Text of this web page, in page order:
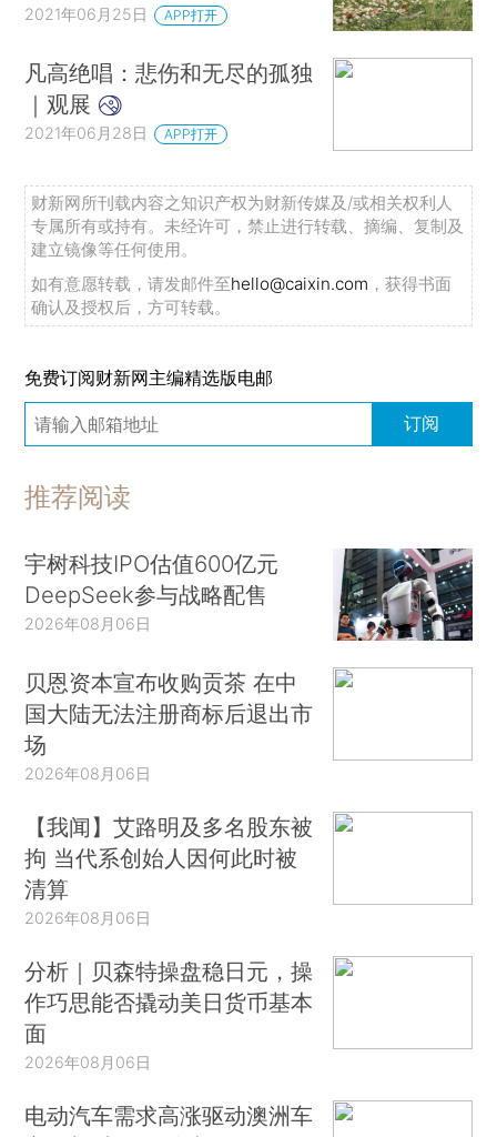
2021年06月25日 APP打开
凡高绝唱：悲伤和无尽的孤独
｜观展
2021年06月28日 APP打开
财新网所刊载内容之知识产权为财新传媒及/或相关权利人
专属所有或持有。未经许可，禁止进行转载、摘编、复制及
建立镜像等任何使用。
如有意愿转载，请发邮件至hello@caixin.com ，获得书面
确认及授权后，方可转载。
免费订阅财新网主编精选版电邮
订阅
推荐阅读
宇树科技IPO估值600亿元
DeepSeek参与战略配售
2026年08月06日
贝恩资本宣布收购贡茶 在中
国大陆无法注册商标后退出市
场
2026年08月06日
【我闻】艾路明及多名股东被
拘 当代系创始人因何此时被
清算
2026年08月06日
分析｜贝森特操盘稳日元，操
作巧思能否撬动美日货币基本
面
2026年08月06日
电动汽车需求高涨驱动澳洲车